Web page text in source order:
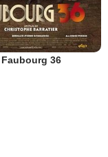
Faubourg 36